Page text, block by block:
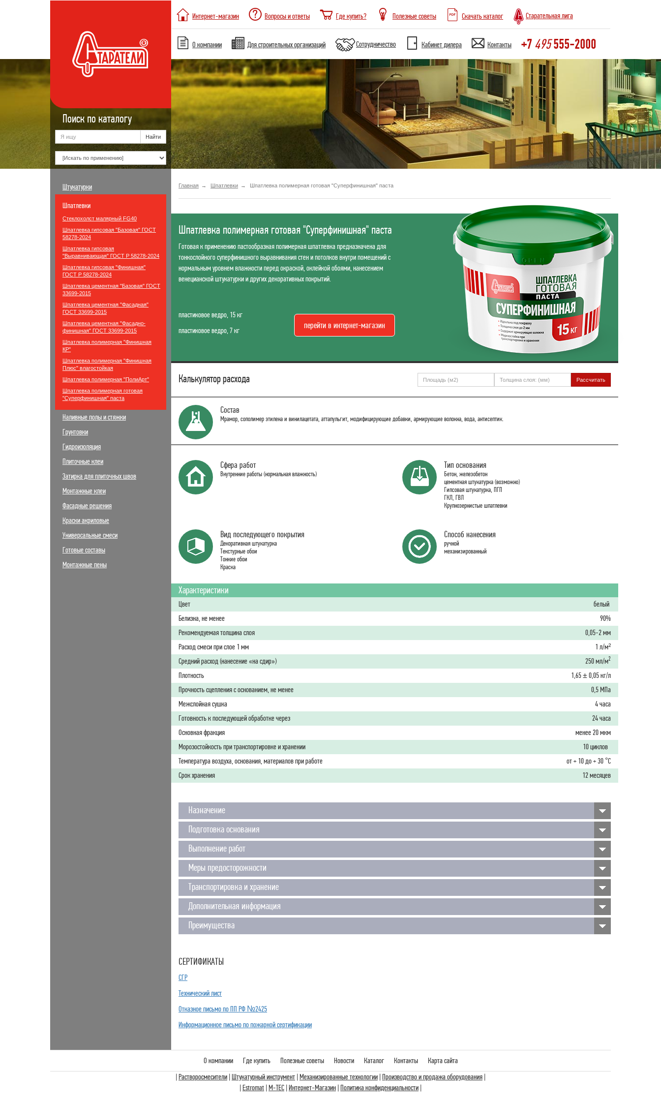
Поиск по каталогу
Штукатурки
Шпатлевки
Стеклохолст малярный FG40
Шпатлевка гипсовая "Базовая" ГОСТ
58278-2024
Шпатлевка гипсовая
"Выравнивающая" ГОСТ Р 58278-2024
Шпатлевка гипсовая "Финишная"
ГОСТ Р 58278-2024
Шпатлевка цементная "Базовая" ГОСТ
33699-2015
Шпатлевка цементная "Фасадная"
ГОСТ 33699-2015
Шпатлевка цементная "Фасадно-
финишная" ГОСТ 33699-2015
Шпатлевка полимерная "Финишная
КР"
Шпатлевка полимерная "Финишная
Плюс" влагостойкая
Шпатлевка полимерная "ПолиАрт"
Шпатлевка полимерная готовая
"Суперфинишная" паста
Наливные полы и стяжки
Грунтовки
Гидроизоляция
Плиточные клеи
Затирка для плиточных швов
Монтажные клеи
Фасадные решения
Краски акриловые
Универсальные смеси
Готовые составы
Монтажные пены
Интернет-магазин Вопросы и ответы Где купить? Полезные советы Скачать каталог Старательная лига
О компании Для строительных организаций Сотрудничество Кабинет дилера Контакты +7 495 555-2000
Главная Шпатлевки Шпатлевка полимерная готовая "Суперфинишная" паста
Шпатлевка полимерная готовая "Суперфинишная" паста
Готовая к применению пастообразная полимерная шпатлевка предназначена для
тонкослойного суперфинишного выравнивания стен и потолков внутри помещений с
нормальным уровнем влажности перед окраской, оклейкой обоями, нанесением
венецианской штукатурки и других декоративных покрытий.
пластиковое ведро, 15 кг
пластиковое ведро, 7 кг
перейти в интернет-магазин
Калькулятор расхода
Состав
Мрамор, сополимер этилена и винилацетата, аттапульгит, модифицирующие добавки, армирующие волокна, вода, антисептик.
Сфера работ
Внутренние работы (нормальная влажность)
Тип основания
Бетон, железобетон
цементная штукатурка (возможно)
Гипсовая штукатурка, ПГП
ГКЛ, ГВЛ
Крупнозернистые шпатлевки
Вид последующего покрытия
Декоративная штукатурка
Текстурные обои
Тонкие обои
Краска
Способ нанесения
ручной
механизированный
Характеристики
Цвет
белый
Белизна, не менее
90%
Рекомендуемая толщина слоя
0,05-2 мм
Расход смеси при слое 1 мм
1 л/м²
Средний расход (нанесение «на сдир»)
250 мл/м2
Плотность
1,65 ± 0,05 кг/л
Прочность сцепления с основанием, не менее
0,5 МПа
Межслойная сушка
4 часа
Готовность к последующей обработке через
24 часа
Основная фракция
менее 20 мкм
Морозостойкость при транспортировке и хранении
10 циклов
Температура воздуха, основания, материалов при работе
от + 10 до + 30 °С
Срок хранения
12 месяцев
Назначение
Подготовка основания
Выполнение работ
Меры предосторожности
Транспортировка и хранение
Дополнительная информация
Преимущества
СЕРТИФИКАТЫ
СГР
Технический лист
Отказное письмо по ПП РФ №2425
Информационное письмо по пожарной сертификации
О компании Где купить Полезные советы Новости Каталог Контакты
Карта сайта
|Растворосмесители |Штукатурный инструмент |Механизированные технологии |Производство и продажа оборудования |
|Estromat |M-TEC |Интернет-Магазин |Политика конфиденциальности |